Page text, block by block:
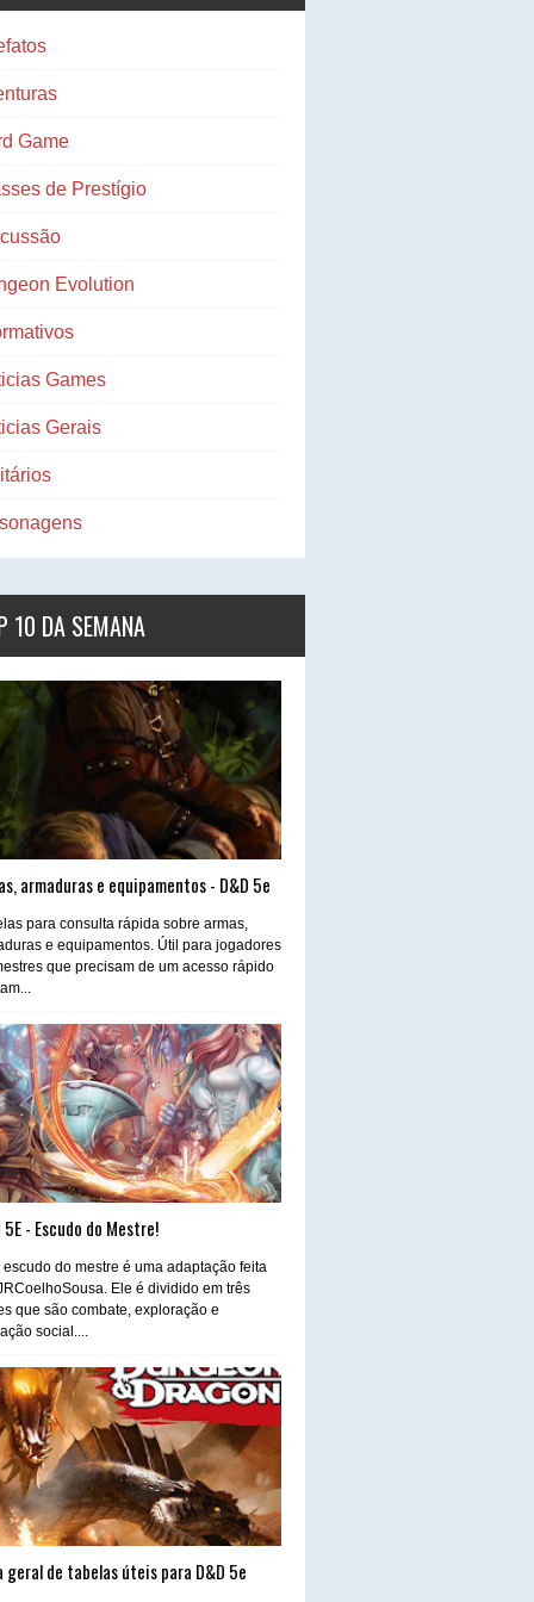
Game
de Prestígio
Evolution
Games
Gerais
10 DA SEMANA
armaduras e equipamentos - D&D 5e
para consulta rápida sobre armas,
e equipamentos. Útil para jogadores
que precisam de um acesso rápido
5E - Escudo do Mestre!
escudo do mestre é uma adaptação feita
Ele é dividido em três
que são combate, exploração e
social....
geral de tabelas úteis para D&D 5e